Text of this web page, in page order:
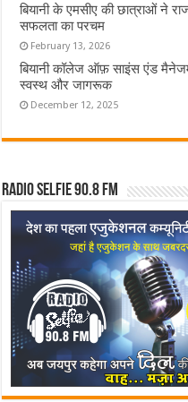
बियानी के एमसीए की छात्राओं ने
सफलता का परचम
February 13, 2026
बियानी कॉलेज ऑफ़ साइंस एंड
स्वस्थ और जागरूक
December 12, 2025
Radio Selfie 90.8 FM